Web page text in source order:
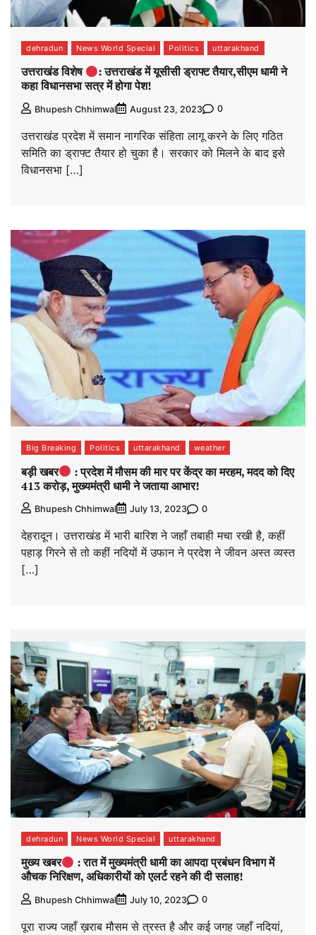
dehradun News World Special Politics uttarakhand
उत्तराखंड विशेष
: उत्तराखंड में यूसीसी ड्राफ्ट तैयार,सीएम धामी ने
कहा विधानसभा सत्र में होगा पेश!
Bhupesh Chhimwal August 23, 2023 0
उत्तराखंड प्रदेश में समान नागरिक संहिता लागू करने के लिए गठित
समिति का ड्राफ्ट तैयार हो चुका है। सरकार को मिलने के बाद इसे
विधानसभा […]
Big Breaking Politics uttarakhand weather
बड़ी खबर
: प्रदेश में मौसम की मार पर केंद्र का मरहम, मदद को दिए
413 करोड़, मुख्यमंत्री धामी ने जताया आभार!
Bhupesh Chhimwal July 13, 2023 0
देहरादून। उत्तराखंड में भारी बारिश ने जहाँ तबाही मचा रखी है, कहीं
पहाड़ गिरने से तो कहीं नदियों में उफान ने प्रदेश ने जीवन अस्त व्यस्त
[…]
dehradun News World Special uttarakhand
मुख्य खबर
: रात में मुख्यमंत्री धामी का आपदा प्रबंधन विभाग में
औचक निरिक्षण, अधिकारीयों को एलर्ट रहने की दी सलाह!
Bhupesh Chhimwal July 10, 2023 0
पूरा राज्य जहाँ ख़राब मौसम से त्रस्त है और कई जगह जहाँ नदियां,